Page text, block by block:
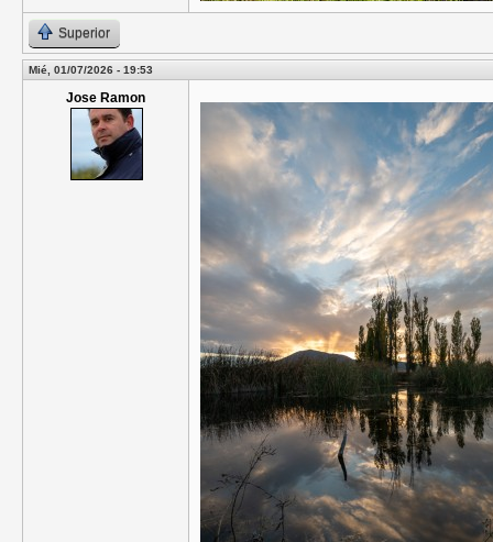
Superior
Mié, 01/07/2026 - 19:53
Jose Ramon